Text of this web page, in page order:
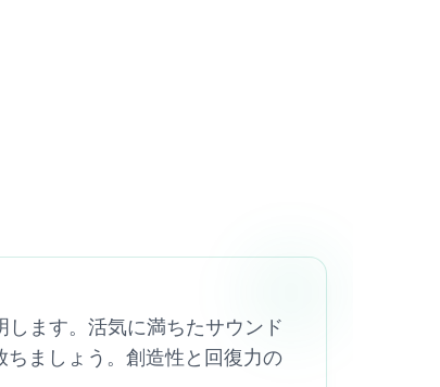
ます。活気に満ちたサウンド
ましょう。創造性と回復力の